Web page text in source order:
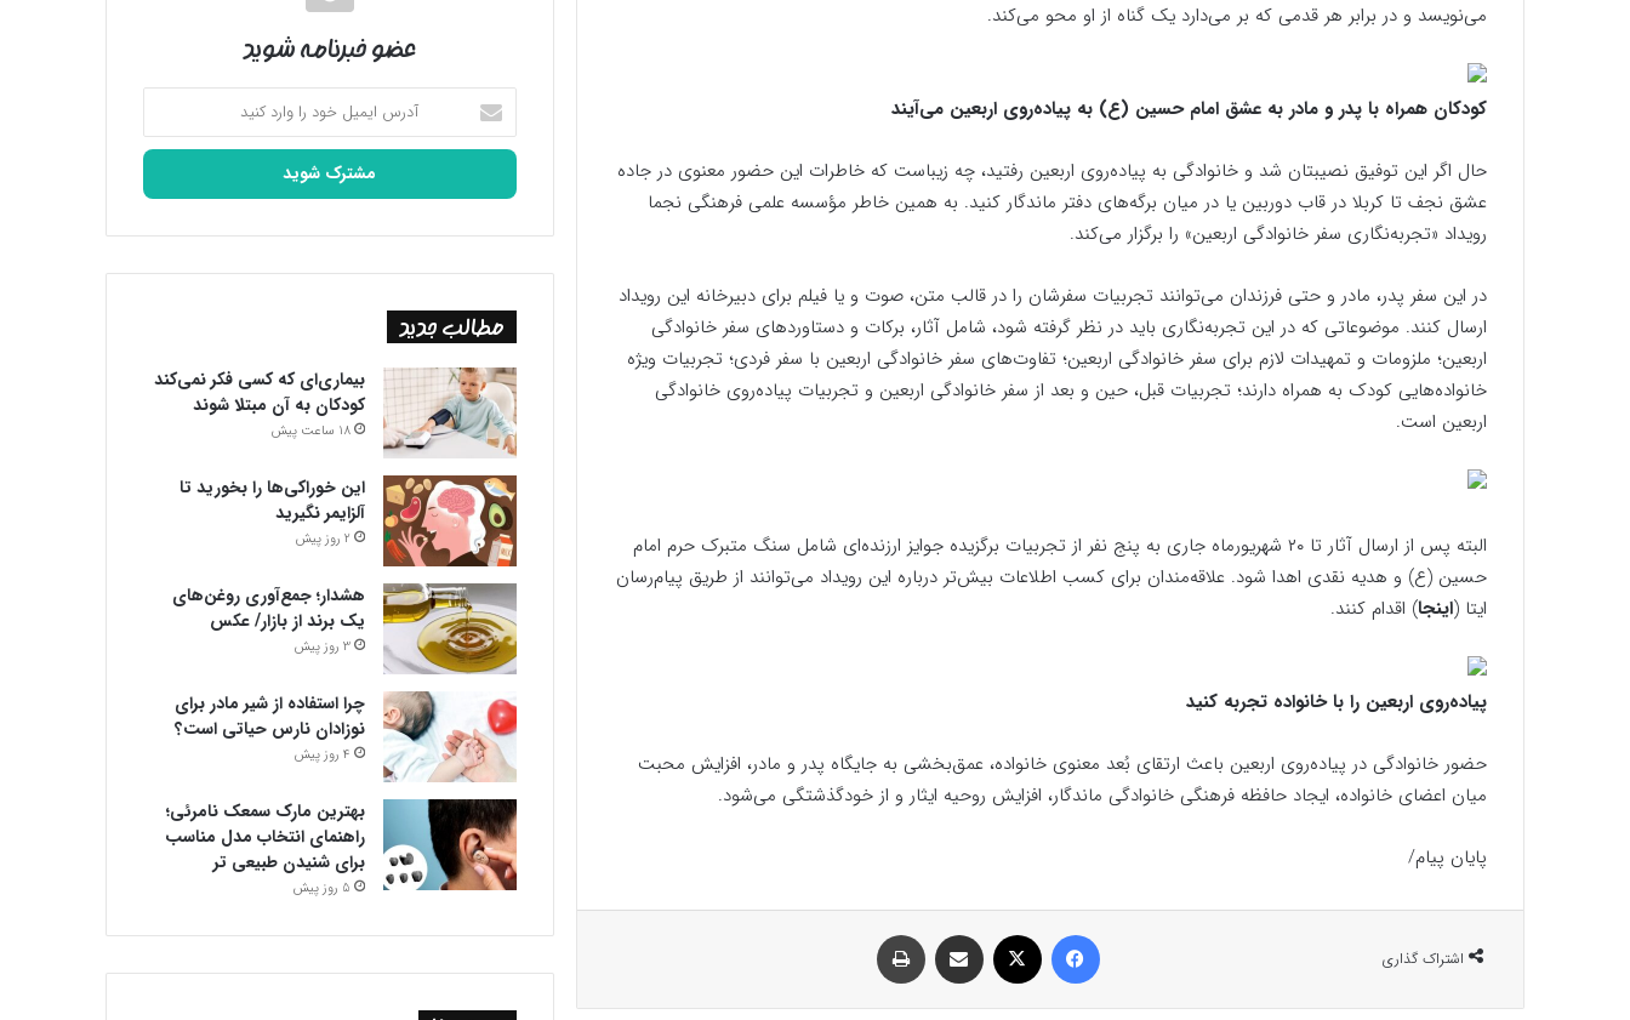
می‌نویسد و در برابر هر قدمی که بر می‌دارد یک گناه از او محو می‌کند.
کودکان همراه با پدر و مادر به عشق امام حسین (ع) به پیاده‌روی اربعین می‌آیند
حال اگر این توفیق نصیبتان شد و خانوادگی به پیاده‌روی اربعین رفتید، چه زیباست که خاطرات این حضور معنوی در جاده
عشق نجف تا کربلا در قاب دوربین یا در میان برگه‌های دفتر ماندگار کنید. به همین خاطر مؤسسه علمی فرهنگی نجما
رویداد «تجربه‌نگاری سفر خانوادگی اربعین» را برگزار می‌کند.
در این سفر پدر، مادر و حتی فرزندان می‌توانند تجربیات سفرشان را در قالب متن، صوت و یا فیلم برای دبیرخانه این رویداد
ارسال کنند. موضوعاتی که در این تجربه‌نگاری باید در نظر گرفته شود، شامل آثار، برکات و دستاوردهای سفر خانوادگی
اربعین؛ ملزومات و تمهیدات لازم برای سفر خانوادگی اربعین؛ تفاوت‌های سفر خانوادگی اربعین با سفر فردی؛ تجربیات ویژه
خانواده‌هایی کودک به همراه دارند؛ تجربیات قبل، حین و بعد از سفر خانوادگی اربعین و تجربیات پیاده‌‌روی خانوادگی
اربعین است.
البته پس از ارسال آثار تا ۲۰ شهریورماه جاری به پنج نفر از تجربیات برگزیده جوایز ارزنده‌‌‌ای شامل سنگ متبرک حرم امام
حسین (ع) و هدیه نقدی اهدا شود. علاقه‌مندان برای کسب اطلاعات بیش‌تر درباره این رویداد می‌توانند از طریق پیام‌رسان
ایتا (اینجا) اقدام کنند.
پیاده‌روی اربعین را با خانواده تجربه کنید
حضور خانوادگی در پیاده‌روی اربعین باعث ارتقای بُعد معنوی خانواده، عمق‌بخشی به جایگاه پدر و مادر، افزایش محبت
میان اعضای خانواده، ایجاد حافظه فرهنگی خانوادگی ماندگار، افزایش روحیه ایثار و از خودگذشتگی می‌شود.
پایان پیام/
اشتراک گذاری
فیسبوک ایکس اشتراک گذاری با ایمیل
عضو خبرنامه شوید
آدرس
ایمیل
خود
وارد
مطالب جدید
بیماری‌ای که کسی فکر نمی‌کند
کودکان به آن مبتلا شوند
18 ساعت پیش
این خوراکی‌ها را بخورید تا
آلزایمر نگیرید
2 روز پیش
هشدار؛ جمع‌آوری روغن‌های
یک برند از بازار/ عکس
3 روز پیش
چرا استفاده از شیر مادر برای
نوزادان نارس حیاتی است؟
4 روز پیش
بهترین مارک سمعک نامرئی؛
راهنمای انتخاب مدل مناسب
برای شنیدن طبیعی تر
5 روز پیش